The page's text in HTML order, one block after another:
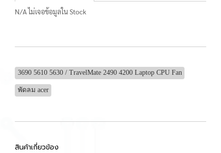
N/A ไม่เจอข้อมูลใน Stock
3690 5610 5630 / TravelMate 2490 4200 Laptop CPU Fan
พัดลม acer
สินค้าเกี่ยวข้อง